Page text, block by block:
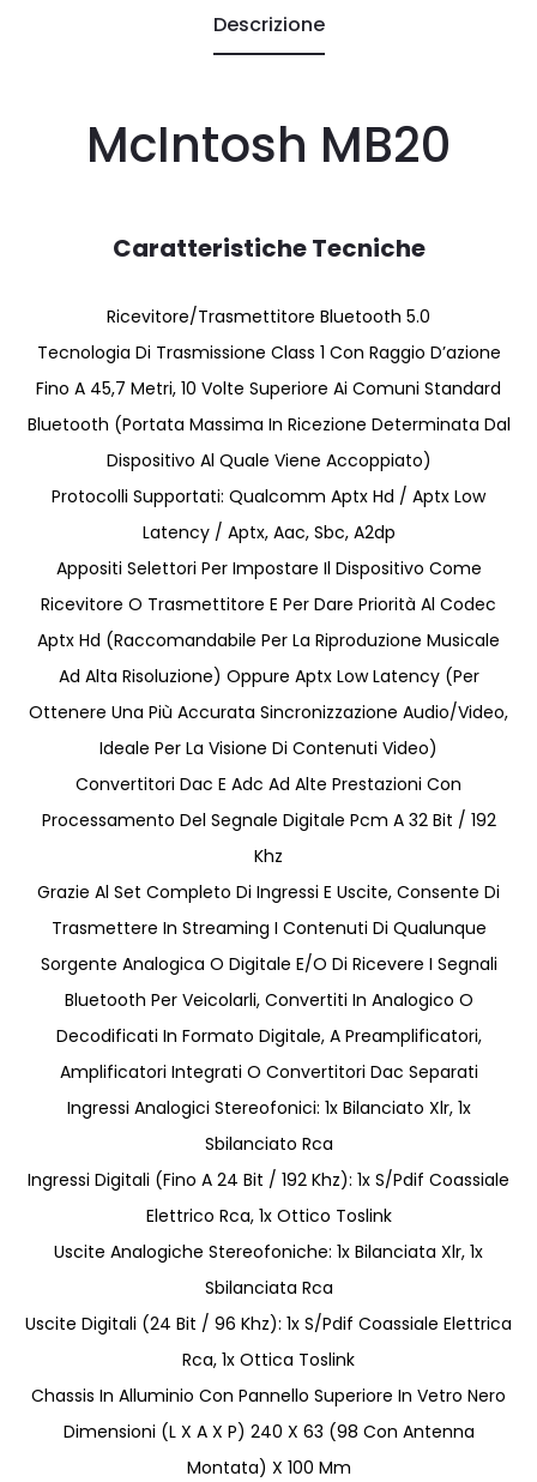
Descrizione
McIntosh MB20
Caratteristiche Tecniche
Ricevitore/Trasmettitore Bluetooth 5.0
Tecnologia Di Trasmissione Class 1 Con Raggio D’azione
Fino A 45,7 Metri, 10 Volte Superiore Ai Comuni Standard
Bluetooth (Portata Massima In Ricezione Determinata Dal
Dispositivo Al Quale Viene Accoppiato)
Protocolli Supportati: Qualcomm Aptx Hd / Aptx Low
Latency / Aptx, Aac, Sbc, A2dp
Appositi Selettori Per Impostare Il Dispositivo Come
Ricevitore O Trasmettitore E Per Dare Priorità Al Codec
Aptx Hd (Raccomandabile Per La Riproduzione Musicale
Ad Alta Risoluzione) Oppure Aptx Low Latency (Per
Ottenere Una Più Accurata Sincronizzazione Audio/Video,
Ideale Per La Visione Di Contenuti Video)
Convertitori Dac E Adc Ad Alte Prestazioni Con
Processamento Del Segnale Digitale Pcm A 32 Bit / 192
Khz
Grazie Al Set Completo Di Ingressi E Uscite, Consente Di
Trasmettere In Streaming I Contenuti Di Qualunque
Sorgente Analogica O Digitale E/O Di Ricevere I Segnali
Bluetooth Per Veicolarli, Convertiti In Analogico O
Decodificati In Formato Digitale, A Preamplificatori,
Amplificatori Integrati O Convertitori Dac Separati
Ingressi Analogici Stereofonici: 1x Bilanciato Xlr, 1x
Sbilanciato Rca
Ingressi Digitali (Fino A 24 Bit / 192 Khz): 1x S/Pdif Coassiale
Elettrico Rca, 1x Ottico Toslink
Uscite Analogiche Stereofoniche: 1x Bilanciata Xlr, 1x
Sbilanciata Rca
Uscite Digitali (24 Bit / 96 Khz): 1x S/Pdif Coassiale Elettrica
Rca, 1x Ottica Toslink
Chassis In Alluminio Con Pannello Superiore In Vetro Nero
Dimensioni (L X A X P) 240 X 63 (98 Con Antenna
Montata) X 100 Mm